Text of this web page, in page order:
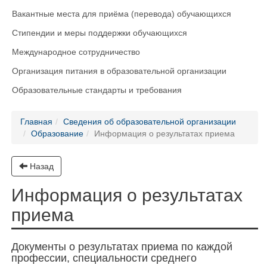
Вакантные места для приёма (перевода) обучающихся
Стипендии и меры поддержки обучающихся
Международное сотрудничество
Организация питания в образовательной организации
Образовательные стандарты и требования
Главная
Сведения об образовательной организации
Образование
Информация о результатах приема
Назад
Информация о результатах
приема
Документы о рeзультатах приема по каждой
профессии, специальности среднего